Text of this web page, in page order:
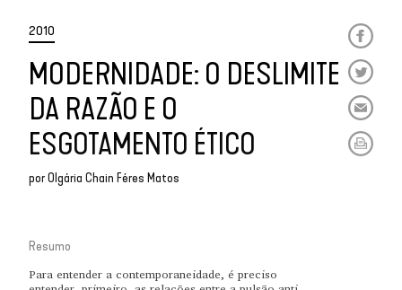
2010
MODERNIDADE: O DESLIMITE
DA RAZÃO E O
ESGOTAMENTO ÉTICO
porOlgária Chain Féres Matos
Resumo
Para entender a contemporaneidade, é preciso